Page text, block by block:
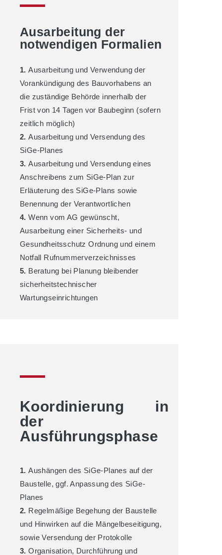
Ausarbeitung der
notwendigen Formalien
1.Ausarbeitung und Verwendung der
Vorankündigung des Bauvorhabens an
die zuständige Behörde innerhalb der
Frist von 14 Tagen vor Baubeginn (sofern
zeitlich möglich)
2.Ausarbeitung und Versendung des
SiGe-Planes
3.Ausarbeitung und Versendung eines
Anschreibens zum SiGe-Plan zur
Erläuterung des SiGe-Plans sowie
Benennung der Verantwortlichen
4.Wenn vom AG gewünscht,
Ausarbeitung einer Sicherheits- und
Gesundheitsschutz Ordnung und einem
Notfall Rufnummerverzeichnisses
5. Beratung bei Planung bleibender
sicherheitstechnischer
Wartungseinrichtungen
Koordinierung in
der
Ausführungsphase
1.Aushängen des SiGe-Planes auf der
Baustelle, ggf. Anpassung des SiGe-
Planes
2. Regelmäßige Begehung der Baustelle
und Hinwirken auf die Mängelbeseitigung,
sowie Versendung der Protokolle
3.Organisation, Durchführung und